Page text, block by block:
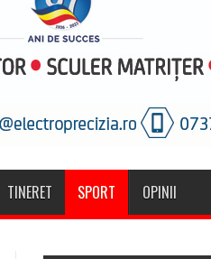
TINERET SPORT OPINII